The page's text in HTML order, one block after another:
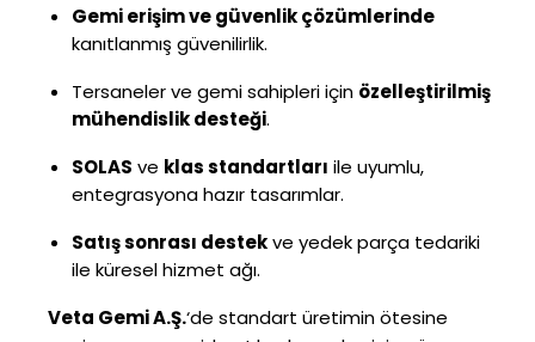
Gemi erişim ve güvenlik çözümlerinde
kanıtlanmış güvenilirlik.
Tersaneler ve gemi sahipleri için özelleştirilmiş
mühendislik desteği.
SOLAS ve klas standartları ile uyumlu,
entegrasyona hazır tasarımlar.
Satış sonrası destekve yedek parça tedariki
ile küresel hizmet ağı.
Veta Gemi A.Ş.‘de standart üretimin ötesine